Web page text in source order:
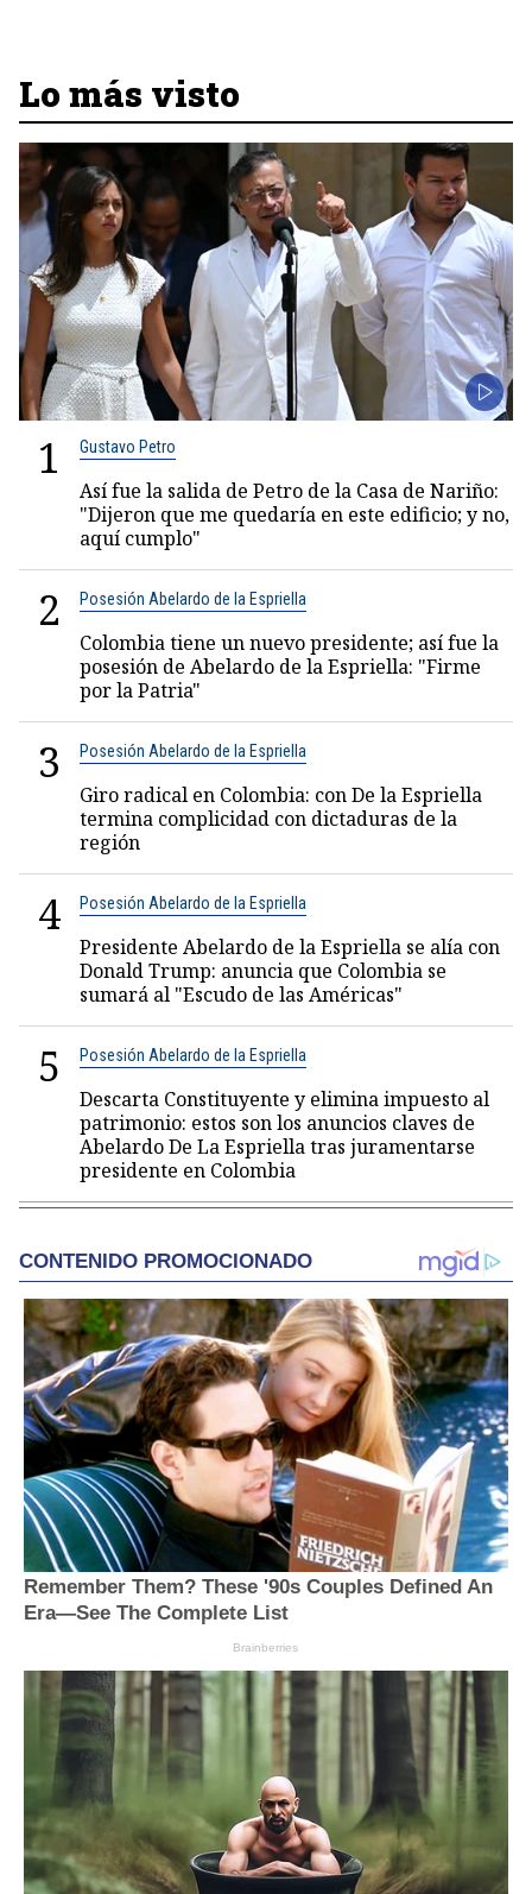
Lo más visto
1 Gustavo Petro
Así fue la salida de Petro de la Casa de Nariño:
"Dijeron que me quedaría en este edificio; y no,
aquí cumplo"
2 Posesión Abelardo de la Espriella
Colombia tiene un nuevo presidente; así fue la
posesión de Abelardo de la Espriella: "Firme
por la Patria"
3 Posesión Abelardo de la Espriella
Giro radical en Colombia: con De la Espriella
termina complicidad con dictaduras de la
región
4 Posesión Abelardo de la Espriella
Presidente Abelardo de la Espriella se alía con
Donald Trump: anuncia que Colombia se
sumará al "Escudo de las Américas"
5 Posesión Abelardo de la Espriella
Descarta Constituyente y elimina impuesto al
patrimonio: estos son los anuncios claves de
Abelardo De La Espriella tras juramentarse
presidente en Colombia